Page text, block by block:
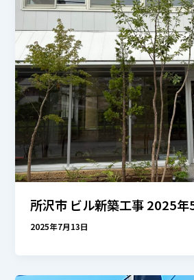
所沢市 ビル新築工事 2025年
2025年7月13日